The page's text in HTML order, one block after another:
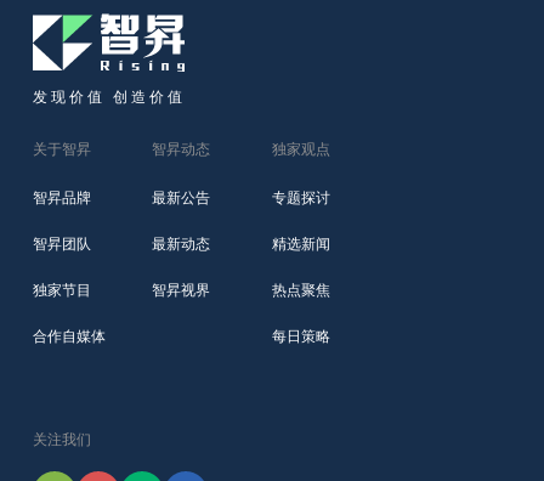
发现价值 创造价值
关于智昇
智昇品牌
智昇团队
独家节目
合作自媒体
智昇动态
最新公告
最新动态
智昇视界
独家观点
专题探讨
精选新闻
热点聚焦
每日策略
关注我们